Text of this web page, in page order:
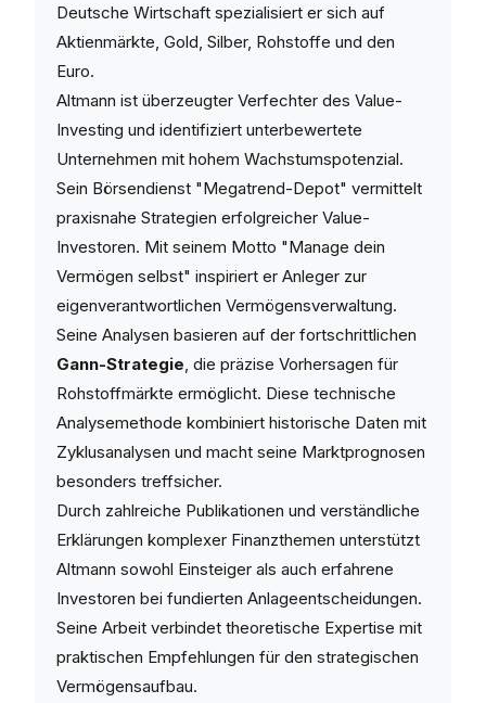
Deutsche Wirtschaft spezialisiert er sich auf
Aktienmärkte, Gold, Silber, Rohstoffe und den
Euro.
Altmann ist überzeugter Verfechter des Value-
Investing und identifiziert unterbewertete
Unternehmen mit hohem Wachstumspotenzial.
Sein Börsendienst "Megatrend-Depot" vermittelt
praxisnahe Strategien erfolgreicher Value-
Investoren. Mit seinem Motto "Manage dein
Vermögen selbst" inspiriert er Anleger zur
eigenverantwortlichen Vermögensverwaltung.
Seine Analysen basieren auf der fortschrittlichen
Gann-Strategie , die präzise Vorhersagen für
Rohstoffmärkte ermöglicht. Diese technische
Analysemethode kombiniert historische Daten mit
Zyklusanalysen und macht seine Marktprognosen
besonders treffsicher.
Durch zahlreiche Publikationen und verständliche
Erklärungen komplexer Finanzthemen unterstützt
Altmann sowohl Einsteiger als auch erfahrene
Investoren bei fundierten Anlageentscheidungen.
Seine Arbeit verbindet theoretische Expertise mit
praktischen Empfehlungen für den strategischen
Vermögensaufbau.